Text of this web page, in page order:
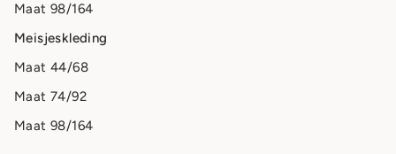
Maat 98/164
Meisjeskleding
Maat 44/68
Maat 74/92
Maat 98/164